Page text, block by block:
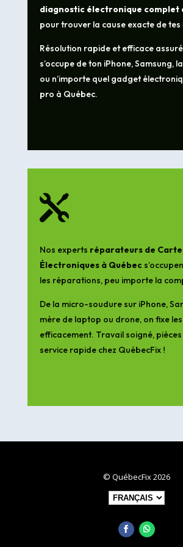
diagnostic électronique complet
pour trouver la cause exacte de tes
Résolution rapide et efficace
s’occupe de ton iPhone, Samsung,
ou n’importe quel gadget
pro à Québec.

Nos experts réparateurs de
Électroniques à Québec
les réparations, peu importe la
De la micro-soudure sur iPhone,
mère de laptop ou drone, on fixe
efficacement. Travail soigné,
service rapide chez QuébecFix !
© QuébecFix 2026